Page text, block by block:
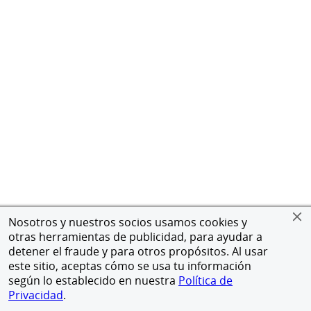
Nosotros y nuestros socios usamos cookies y
otras herramientas de publicidad, para ayudar a
detener el fraude y para otros propósitos. Al usar
este sitio, aceptas cómo se usa tu información
según lo establecido en nuestra Política de
Privacidad.